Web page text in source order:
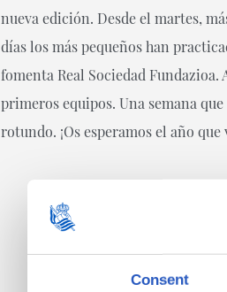
Consent
nueva edición. Desde el martes,
días los más pequeños han
fomenta Real Sociedad
primeros equipos. Una semana
rotundo. ¡Os esperamos el año que